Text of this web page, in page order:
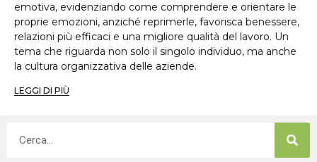
emotiva, evidenziando come comprendere e orientare le
proprie emozioni, anziché reprimerle, favorisca benessere,
relazioni più efficaci e una migliore qualità del lavoro. Un
tema che riguarda non solo il singolo individuo, ma anche
la cultura organizzativa delle aziende.
LEGGI DI PIÙ